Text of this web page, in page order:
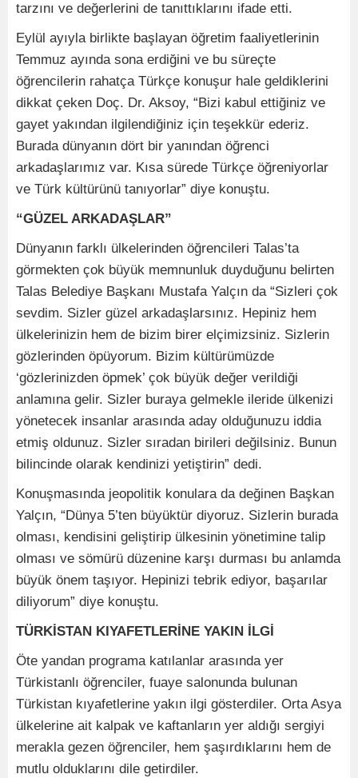
tarzını ve değerlerini de tanıttıklarını ifade etti.
Eylül ayıyla birlikte başlayan öğretim faaliyetlerinin
Temmuz ayında sona erdiğini ve bu süreçte
öğrencilerin rahatça Türkçe konuşur hale geldiklerini
dikkat çeken Doç. Dr. Aksoy, “Bizi kabul ettiğiniz ve
gayet yakından ilgilendiğiniz için teşekkür ederiz.
Burada dünyanın dört bir yanından öğrenci
arkadaşlarımız var. Kısa sürede Türkçe öğreniyorlar
ve Türk kültürünü tanıyorlar” diye konuştu.
“GÜZEL ARKADAŞLAR”
Dünyanın farklı ülkelerinden öğrencileri Talas’ta
görmekten çok büyük memnunluk duyduğunu belirten
Talas Belediye Başkanı Mustafa Yalçın da “Sizleri çok
sevdim. Sizler güzel arkadaşlarsınız. Hepiniz hem
ülkelerinizin hem de bizim birer elçimizsiniz. Sizlerin
gözlerinden öpüyorum. Bizim kültürümüzde
‘gözlerinizden öpmek’ çok büyük değer verildiği
anlamına gelir. Sizler buraya gelmekle ileride ülkenizi
yönetecek insanlar arasında aday olduğunuzu iddia
etmiş oldunuz. Sizler sıradan birileri değilsiniz. Bunun
bilincinde olarak kendinizi yetiştirin” dedi.
Konuşmasında jeopolitik konulara da değinen Başkan
Yalçın, “Dünya 5’ten büyüktür diyoruz. Sizlerin burada
olması, kendisini geliştirip ülkesinin yönetimine talip
olması ve sömürü düzenine karşı durması bu anlamda
büyük önem taşıyor. Hepinizi tebrik ediyor, başarılar
diliyorum” diye konuştu.
TÜRKİSTAN KIYAFETLERİNE YAKIN İLGİ
Öte yandan programa katılanlar arasında yer
Türkistanlı öğrenciler, fuaye salonunda bulunan
Türkistan kıyafetlerine yakın ilgi gösterdiler. Orta Asya
ülkelerine ait kalpak ve kaftanların yer aldığı sergiyi
merakla gezen öğrenciler, hem şaşırdıklarını hem de
mutlu olduklarını dile getirdiler.